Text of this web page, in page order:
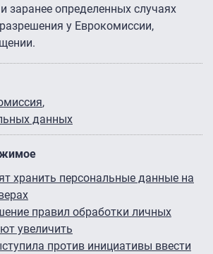
заранее определенных случаях
у Еврокомиссии,
данных
хранить персональные данные на
правил обработки личных
увеличить
против инициативы ввести